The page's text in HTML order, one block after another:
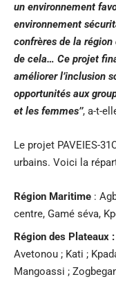
un environnement
environnement
confrères de la région
de cela… Ce projet
améliorer l’inclusion
opportunités aux
et les femmes’’, a-t-
Le projet PAVEIES-
urbains. Voici la
Région Maritime :
centre, Gamé séva,
Région des Plateaux :
Avetonou ; Kati ;
Mangoassi ;